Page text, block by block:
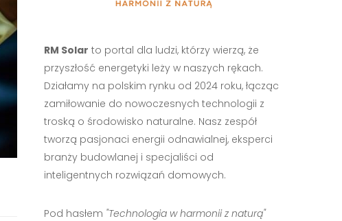
RM Solar to portal dla ludzi, którzy wierzą, że
przyszłość energetyki leży w naszych rękach.
Działamy na polskim rynku od 2024 roku, łącząc
zamiłowanie do nowoczesnych technologii z
troską o środowisko naturalne. Nasz zespół
tworzą pasjonaci energii odnawialnej, eksperci
branży budowlanej i specjaliści od
inteligentnych rozwiązań domowych.
Pod hasłem "Technologia w harmonii z naturą"